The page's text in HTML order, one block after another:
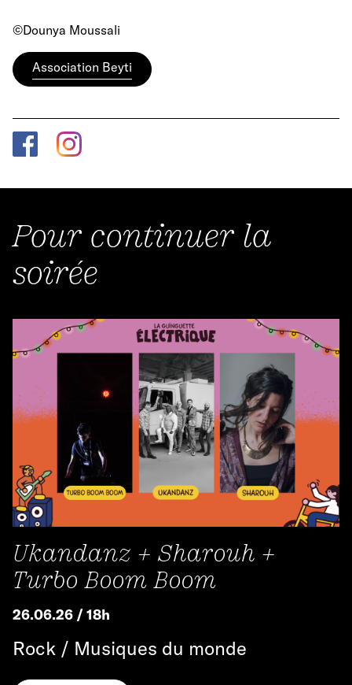
©Dounya Moussali
Association Beyti
Pour continuer la
soirée
Ukandanz + Sharouh +
Turbo Boom Boom
26.06.26 / 18h
Rock / Musiques du monde